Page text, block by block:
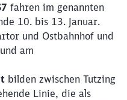
fahren im genannten
10. bis 13. Januar.
und Ostbahnhof und
am
bilden zwischen Tutzing
Linie, die als